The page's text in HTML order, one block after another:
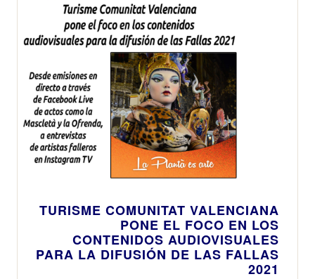
TURISME COMUNITAT VALENCIANA
PONE EL FOCO EN LOS
CONTENIDOS AUDIOVISUALES
PARA LA DIFUSIÓN DE LAS FALLAS
2021